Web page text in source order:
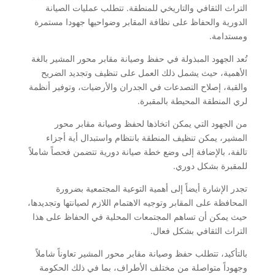
التراث الثقافي والتاريخي للمنطقة. تتطلب عمليات الصيانة
الدورية والحفاظ على نظافة المقابر وضواحيها جهودا مستمرة
ومستدامة.
تُعد الجهود المبذولة في حفظ وصيانة مقابر محور المشير بالغة
الأهمية، حيث يشمل ذلك العمل على تنظيف وتجديد الضريح
والقبة، إصلاح التصدعات في الجدران والأرضيات، وتوفير أنظمة
لري المنطقة المحيطة بالمقبرة.
من الجهود التي يمكن اتخاذها لحفظ وصيانة مقابر محور
المشير، يمكن تنظيف المنطقة بانتظام واستبدال أية أجزاء
تالفة، بالإضافة إلى وضع خطة صيانة دورية تتضمن فحصاً شاملاً
للمقبرة بشكل دوري.
تجدر الإشارة أيضاً إلى أهمية التوعية المجتمعية بضرورة
المحافظة على المقابر وتوجيه الاهتمام اللازم لصيانتها وتجديدها،
حيث يمكن أن تساهم المجتمعات المحلية في الحفاظ على هذا
التراث الثقافي بشكل فعال.
بالتأكيد، تتطلب حفظ وصيانة مقابر محور المشير تعاوناً شاملاً
وجهوداً متواصلة من مختلف الأطراف، بما في ذلك الحكومة